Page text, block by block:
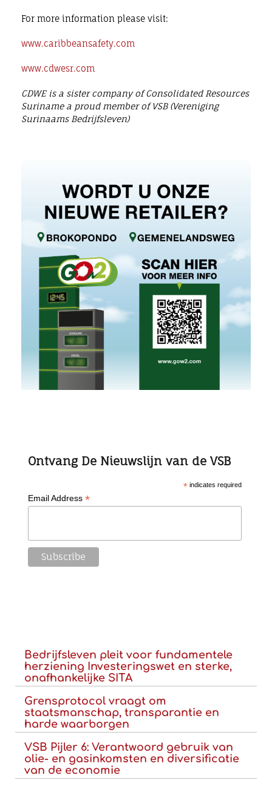
For more information please visit:
www.caribbeansafety.com
www.cdwesr.com
CDWE is a sister company of Consolidated Resources
Suriname a proud member of VSB (Vereniging
Surinaams Bedrijfsleven)
Ontvang De Nieuwslijn van de VSB
* indicates required
Email Address*
Bedrijfsleven pleit voor fundamentele
herziening Investeringswet en sterke,
onafhankelijke SITA
Grensprotocol vraagt om
staatsmanschap, transparantie en
harde waarborgen
VSB Pijler 6: Verantwoord gebruik van
olie- en gasinkomsten en diversificatie
van de economie